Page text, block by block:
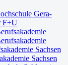
Gera-
F+U
Sachsen
Sachsen